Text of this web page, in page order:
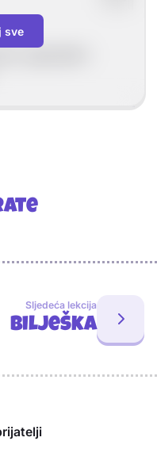
usporedni i
sve
Sljedeća lekcija
Bilješka